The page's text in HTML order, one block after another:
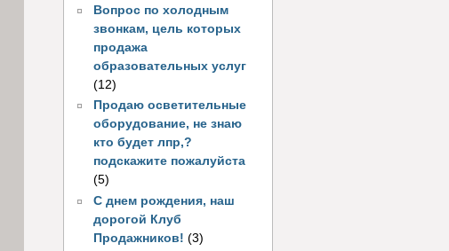
Вопрос по холодным
звонкам, цель которых
продажа
образовательных услуг
(12)
Продаю осветительные
оборудование, не знаю
кто будет лпр,?
подскажите пожалуйста
(5)
С днем рождения, наш
дорогой Клуб
Продажников! (3)